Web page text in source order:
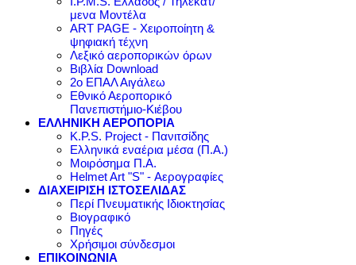
μενα Μοντέλα
ART PAGE - Χειροποίητη &
ψηφιακή τέχνη
Λεξικό αεροπορικών όρων
Βιβλία Download
2ο ΕΠΑΛ Αιγάλεω
Εθνικό Αεροπορικό
Πανεπιστήμιο-Κιέβου
ΕΛΛΗΝΙΚΗ ΑΕΡΟΠΟΡΙΑ
K.P.S. Project - Πανιτσίδης
Ελληνικά εναέρια μέσα (Π.Α.)
Μοιρόσημα Π.Α.
Helmet Art "S" - Αερογραφίες
ΔΙΑΧΕΙΡΙΣΗ ΙΣΤΟΣΕΛΙΔΑΣ
Περί Πνευματικής Ιδιοκτησίας
Βιογραφικό
Πηγές
Χρήσιμοι σύνδεσμοι
ΕΠΙΚΟΙΝΩΝΙΑ